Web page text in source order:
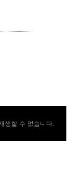
생할 수 없습니다.